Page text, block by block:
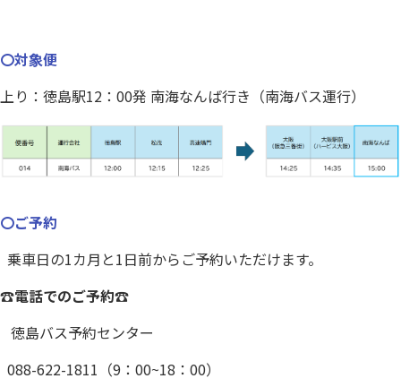
〇対象便
上り：徳島駅12：00発 南海なんば行き（南海バス運行）
〇ご予約
乗車日の1カ月と1日前からご予約いただけます。
☎電話でのご予約☎
徳島バス予約センター
088-622-1811（9：00~18：00）